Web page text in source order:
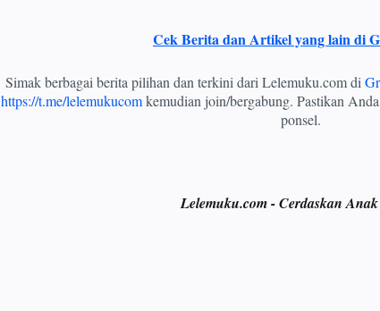
Cek Berita dan Artikel yang lain di
Simak berbagai berita pilihan dan terkini dari Lelemuku.com di
https://t.me/lelemukucomkemudian join/bergabung. Pastikan
ponsel.
Lelemuku.com - Cerdaskan